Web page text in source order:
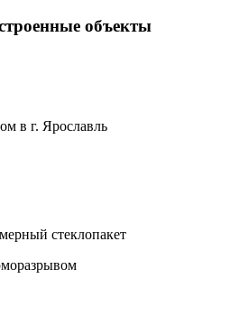
объекты
в г. Ярославль
стеклопакет